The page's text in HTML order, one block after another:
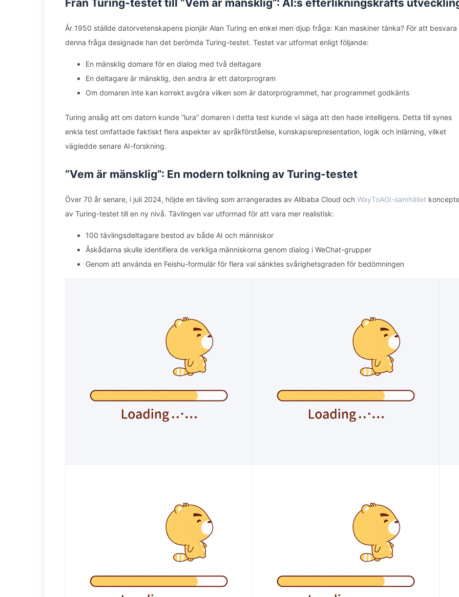
Från Turing-testet till “Vem är mänsklig”: AI:s efterlikningskrafts
År 1950 ställde datorvetenskapens pionjär Alan Turing en enkel men djup fråga: Kan maskiner tänka? För att besvara
denna fråga designade han det berömda Turing-testet. Testet var utformat enligt följande:
En mänsklig domare för en dialog med två deltagare
En deltagare är mänsklig, den andra är ett datorprogram
Om domaren inte kan korrekt avgöra vilken som är datorprogrammet, har programmet godkänts
Turing ansåg att om datorn kunde “lura” domaren i detta test kunde vi säga att den hade intelligens. Detta till synes
enkla test omfattade faktiskt flera aspekter av språkförståelse, kunskapsrepresentation, logik och inlärning, vilket
vägledde senare AI-forskning.
“Vem är mänsklig”: En modern tolkning av Turing-testet
Över 70 år senare, i juli 2024, höjde en tävling som arrangerades av Alibaba Cloud och WayToAGI-samhället
av Turing-testet till en ny nivå. Tävlingen var utformad för att vara mer realistisk:
100 tävlingsdeltagare bestod av både AI och människor
Åskådarna skulle identifiera de verkliga människorna genom dialog i WeChat-grupper
Genom att använda en Feishu-formulär för flera val sänktes svårighetsgraden för bedömningen